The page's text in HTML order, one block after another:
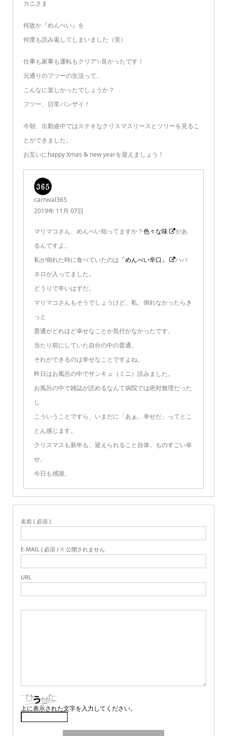
カニさま
何故か『めんべい』を
何度も読み返してしまいました（笑）
仕事も家事も運転もクリア✨良かったです！
元通りのフツーの生活って、
こんなに楽しかったでしょうか？
フツー、日常バンザイ！
今朝、出勤途中ではステキなクリスマスリースとツリーを見るこ
とができました。
お互いにhappy Xmas & new yearを迎えましょう！
carnival365
2019年 11月 07日
マリマコさん、めんべい知ってますか？色々な味
があ
るんですよ。
私が倒れた時に食べていたのは 「めんべい辛口」
ハバ
ネロが入ってました。
どうりで辛いはずだ。
マリマコさんもそうでしょうけど、私、倒れなかったらき
っと
普通がどれほど幸せなことか気付かなかったです。
当たり前にしていた自分の中の普通。
それができるのは幸せなことですよね。
昨日はお風呂の中でサンキュ（ミニ）読みました。
お風呂の中で雑誌が読めるなんて病院では絶対無理だった
し
こういうことですら、いまだに「あぁ、幸せだ」ってとこ
とん感じます。
クリスマスも新年も、迎えられること自体、ものすごい幸
せ。
今日も感謝。
名前 ( 必須 )
E-MAIL ( 必須 ) ※ 公開されません
URL
上に表示された文字を入力してください。